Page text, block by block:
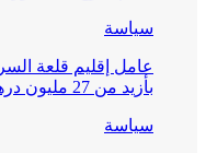
سياسة
عامل إقليم قلعة
بأزيد من 27 مليون درهم احتفاءً…
سياسة